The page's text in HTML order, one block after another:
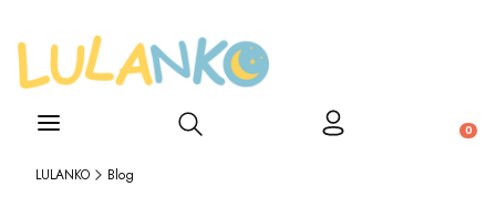
Otwórz wyszukiwarkę
LULANKO Blog